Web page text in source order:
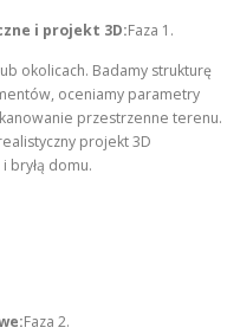
i projekt 3D:Faza 1.
okolicach. Badamy strukturę
oceniamy parametry
przestrzenne terenu.
projekt 3D
bryłą domu.
Faza 2.